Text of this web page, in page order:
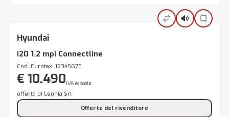
Hyundai
i20 1.2 mpi Connectline
Cod. Eurotax: 12345678
€ 10.490IVA esposta
offerta di Leonia Srl
Offerte del rivenditore